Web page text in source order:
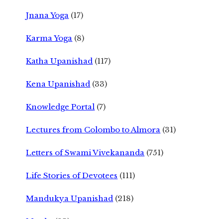
Jnana Yoga (17)
Karma Yoga (8)
Katha Upanishad (117)
Kena Upanishad (33)
Knowledge Portal (7)
Lectures from Colombo to Almora (31)
Letters of Swami Vivekananda (751)
Life Stories of Devotees (111)
Mandukya Upanishad (218)